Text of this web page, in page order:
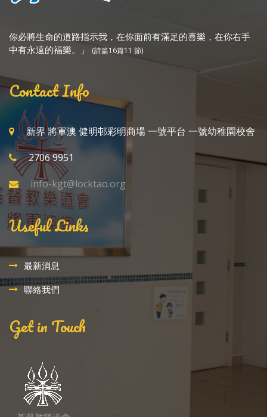
你必將生命的道路指示我，在你面前有滿足的喜樂，在你右手
中有永遠的福樂。」
(詩篇16篇11 節)
Contact Info
新界 將軍澳 健明邨彩明商場 一號平台 一號幼稚園校舍
2706 9951
info-kgt@locktao.org
Useful Links
最新消息
聯絡我們
Get in Touch